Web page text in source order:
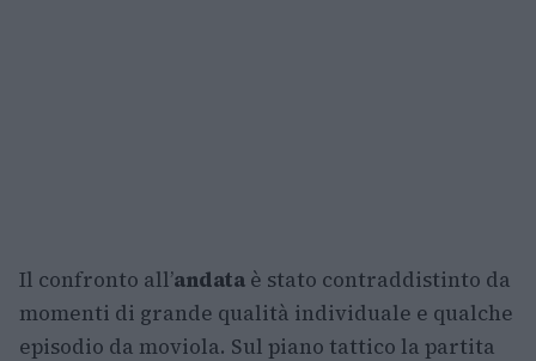
Il confronto all’andata è stato contraddistinto da
momenti di grande qualità individuale e qualche
episodio da moviola. Sul piano tattico la partita